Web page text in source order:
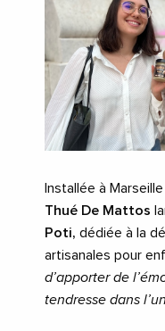
Installée à
Thué De Mattos
Poti, dédiée à la
artisanales pour
d’apporter de
tendresse dans